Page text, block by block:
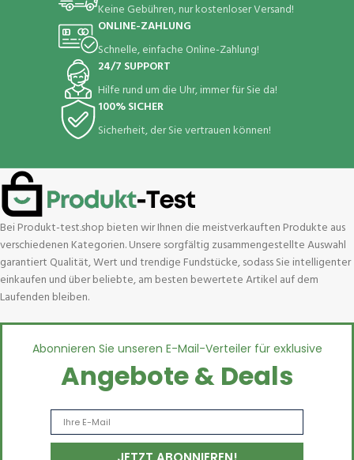
Keine Gebühren, nur kostenloser Versand!
ONLINE-ZAHLUNG
Schnelle, einfache Online-Zahlung!
24/7 SUPPORT
Hilfe rund um die Uhr, immer für Sie da!
100% SICHER
Sicherheit, der Sie vertrauen können!
Bei Produkt-test.shop bieten wir Ihnen die meistverkauften Produkte aus
verschiedenen Kategorien. Unsere sorgfältig zusammengestellte Auswahl
garantiert Qualität, Wert und trendige Fundstücke, sodass Sie intelligenter
einkaufen und über beliebte, am besten bewertete Artikel auf dem
Laufenden bleiben.
Abonnieren Sie unseren E-Mail-Verteiler für exklusive
Angebote & Deals